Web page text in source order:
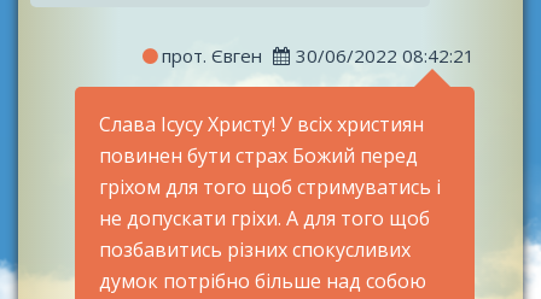
прот. Євген 30/06/2022 08:42:21
Слава Ісусу Христу! У всіх християн
повинен бути страх Божий перед
гріхом для того щоб стримуватись і
не допускати гріхи. А для того щоб
позбавитись різних спокусливих
думок потрібно більше над собою